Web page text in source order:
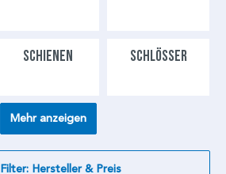
SCHIENEN SCHLÖSSER
Mehr anzeigen
Filter: Hersteller & Preis